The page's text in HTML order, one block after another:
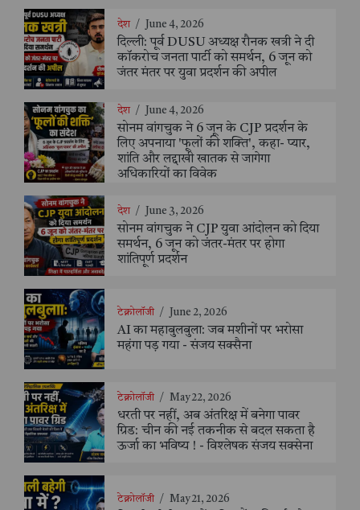
देश / June 4, 2026
दिल्ली: पूर्व DUSU अध्यक्ष रौनक खत्री ने दी
कॉकरोच जनता पार्टी को समर्थन, 6 जून को
जंतर मंतर पर युवा प्रदर्शन की अपील
देश / June 4, 2026
सोनम वांगचुक ने 6 जून के CJP प्रदर्शन के
लिए अपनाया 'फूलों की शक्ति', कहा- प्यार,
शांति और लद्दाखी खातक से जागेगा
अधिकारियों का विवेक
देश / June 3, 2026
सोनम वांगचुक ने CJP युवा आंदोलन को दिया
समर्थन, 6 जून को जंतर-मंतर पर होगा
शांतिपूर्ण प्रदर्शन
टेक्नोलॉजी / June 2, 2026
AI का महाबुलबुला: जब मशीनों पर भरोसा
महंगा पड़ गया - संजय सक्सैना
टेक्नोलॉजी / May 22, 2026
धरती पर नहीं, अब अंतरिक्ष में बनेगा पावर
ग्रिड: चीन की नई तकनीक से बदल सकता है
ऊर्जा का भविष्य ! - विश्लेषक संजय सक्सेना
टेक्नोलॉजी / May 21, 2026